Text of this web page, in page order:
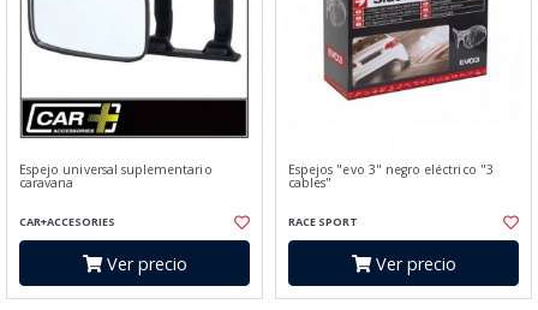
Espejo universal suplementario
caravana
CAR+ACCESORIES
Ver precio
Espejos "evo 3" negro eléctrico "3
cables"
RACE SPORT
Ver precio